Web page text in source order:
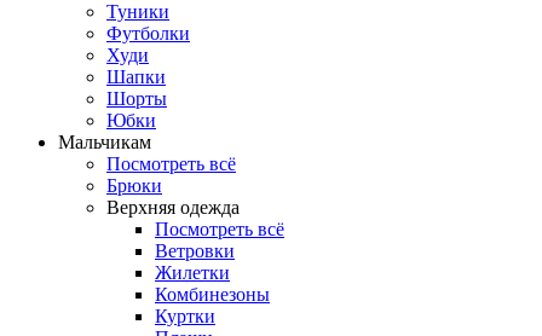
Туники
Футболки
Худи
Шапки
Шорты
Юбки
Мальчикам
Посмотреть всё
Брюки
Верхняя одежда
Посмотреть всё
Ветровки
Жилетки
Комбинезоны
Куртки